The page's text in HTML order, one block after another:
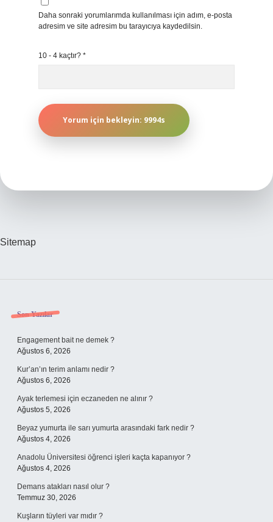
Daha sonraki yorumlarımda kullanılması için adım, e-posta
adresim ve site adresim bu tarayıcıya kaydedilsin.
10 - 4 kaçtır? *
Sitemap
Sidebar
Son Yazılar
Engagement bait ne demek ?
Ağustos 6, 2026
Kur’an’ın terim anlamı nedir ?
Ağustos 6, 2026
Ayak terlemesi için eczaneden ne alınır ?
Ağustos 5, 2026
Beyaz yumurta ile sarı yumurta arasındaki fark nedir ?
Ağustos 4, 2026
Anadolu Üniversitesi öğrenci işleri kaçta kapanıyor ?
Ağustos 4, 2026
Demans atakları nasıl olur ?
Temmuz 30, 2026
Kuşların tüyleri var mıdır ?